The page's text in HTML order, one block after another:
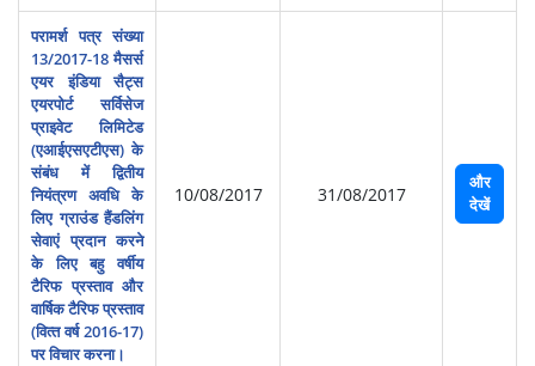
परामर्श पत्र संख्या
13/2017-18 मैसर्स
एयर इं‍डिया सैट्स
एयरपोर्ट सर्विसेज
प्राइवेट लिमिटेड
(एआईएसएटीएस) के
संबंध में द्वितीय
नियंत्रण अवधि के
लिए ग्राउंड हैंडलिंग
सेवाएं प्रदान करने
के लिए बहु वर्षीय
टैरिफ प्रस्‍ताव और
वार्षिक टैरिफ प्रस्‍ताव
(वित्‍त वर्ष 2016-17)
पर विचार करना।
10/08/2017 31/08/2017
और
देखें